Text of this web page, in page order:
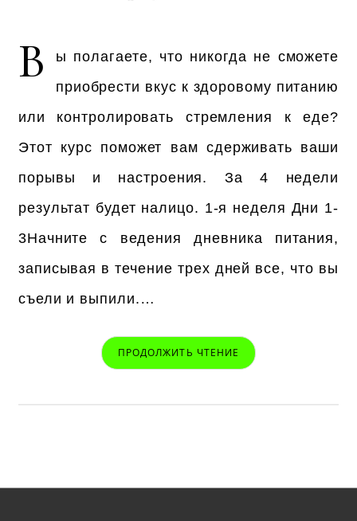
В
ы полагаете, что никогда не сможете
приобрести вкус к здоровому питанию
или контролировать стремления к еде?
Этот курс поможет вам сдерживать ваши
порывы и настроения. За 4 недели
результат будет налицо. 1-я неделя Дни 1-
3Начните с ведения дневника питания,
записывая в течение трех дней все, что вы
съели и выпили.…
ПРОДОЛЖИТЬ ЧТЕНИЕ